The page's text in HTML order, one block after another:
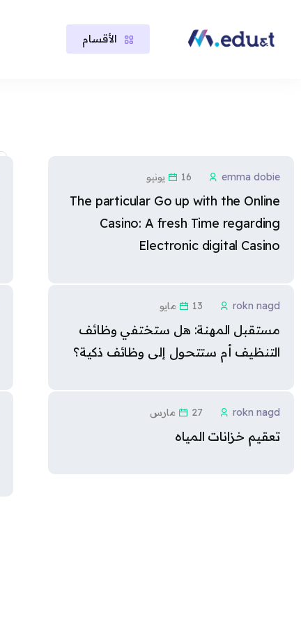
الأقسام
emma dobie
16 يونيو
The particular Go up with the Online
Casino: A fresh Time regarding
Electronic digital Casino
rokn nagd 13 مايو
مستقبل المهنة: هل ستختفي وظائف
التنظيف أم ستتحول إلى وظائف ذكية؟
rokn nagd 27 مارس
تعقيم خزانات المياه